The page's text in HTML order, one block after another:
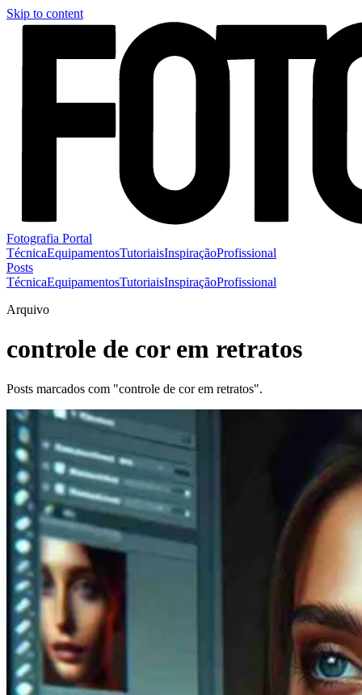
Skip to content
Fotografia Portal
TécnicaEquipamentosTutoriaisInspiraçãoProfissional
Posts
TécnicaEquipamentosTutoriaisInspiraçãoProfissional
Arquivo
controle de cor em retratos
Posts marcados com "controle de cor em retratos".